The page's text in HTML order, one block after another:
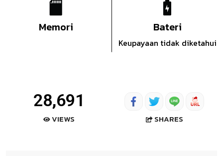
Memori Bateri
Keupayaan tidak diketahui
28,691
VIEWS SHARES